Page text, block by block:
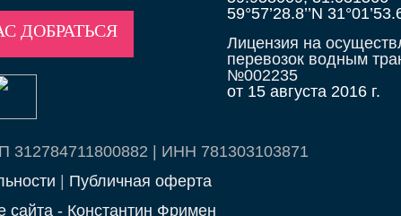
ДОБРАТЬСЯ
59°57’28.8’’N
Лицензия на
перевозок водным
№002235
от 15 августа 2016 г.
| ИНН 781303103871
Публичная оферта
сайта - Константин Фримен